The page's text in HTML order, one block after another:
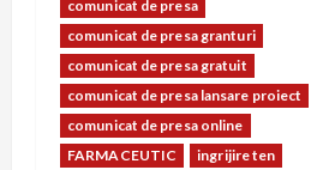
comunicat de presa
comunicat de presa granturi
comunicat de presa gratuit
comunicat de presa lansare proiect
comunicat de presa online
FARMACEUTIC
ingrijire ten